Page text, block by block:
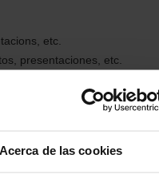
Acerca de las cookies
etc.
presentaciones, etc.